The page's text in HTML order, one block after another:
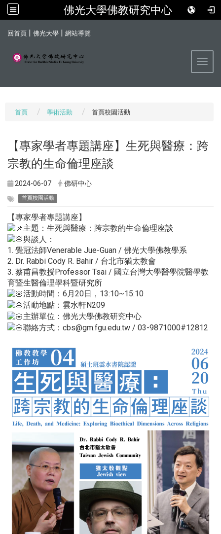
佛光大學佛教研究中心
回首頁 | 佛光大學 | 網站導覽
首頁 學術活動 首頁校園活動
【專家學者專題講座】生死與醫療：跨
宗教的生命倫理座談
2024-06-07 佛研中心
首頁校園活動
【專家學者專題講座】
主題：生死與醫療：跨宗教的生命倫理座談
與談人：
1. 覺冠法師Venerable Jue-Guan / 佛光大學佛教學系
2. Dr. Rabbi Cody R. Bahir / 台北市猶太教會
3. 蔡甫昌教授Professor Tsai / 國立台灣大學醫學院醫學教
育暨生醫倫理學科暨研究所
活動時間：6月20日，13:10~15:10
活動地點：雲水軒N209
主辦單位：佛光大學佛教研究中心
聯絡方式：cbs@gm.fgu.edu.tw / 03-9871000#12812